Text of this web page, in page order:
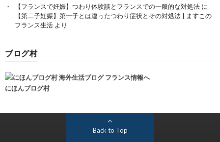
【フランスで妊娠】つわり体験談とフランスでの一般的な対処法 に
【第二子妊娠】第一子とは違ったつわり症状とその対処法 | ますこの
フランス生活 より
ブログ村
にほんブログ村
Back to Top